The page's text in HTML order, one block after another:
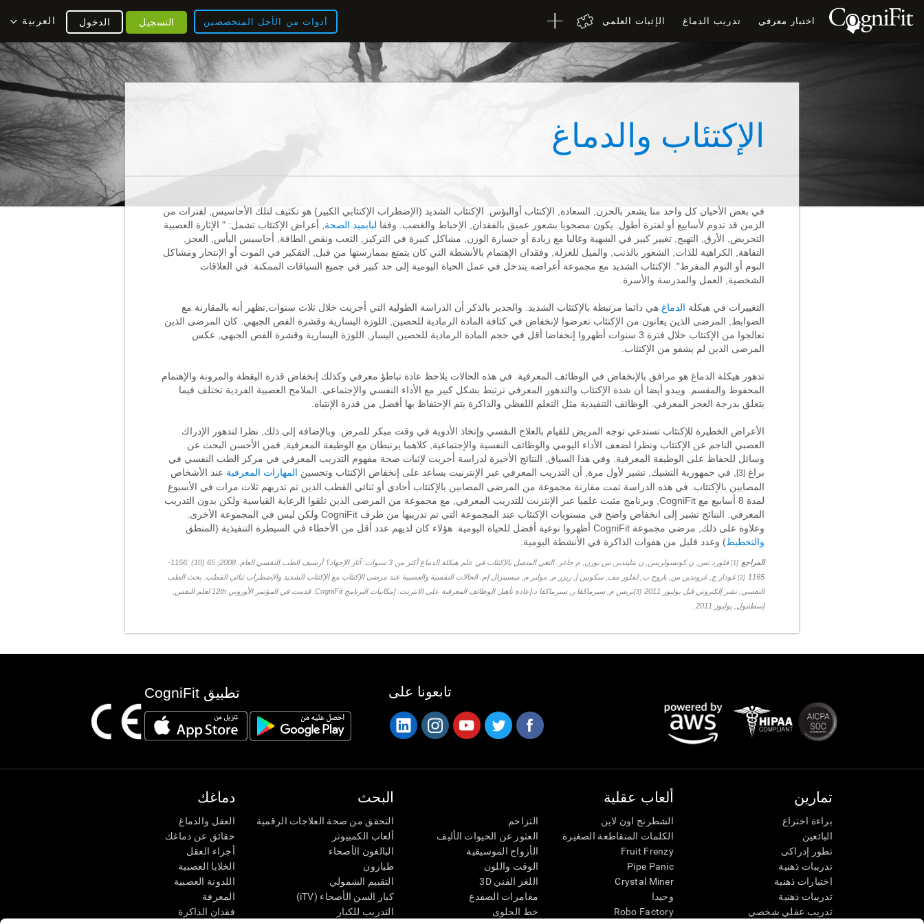
اختبار معرفي تدريب الدماغ الإثبات العلمي أدوات من الأجل المتخصصين العربية الدخول التسجيل
الإكتئاب والدماغ
في بعض الأحيان كل واحد منا يشعر بالحزن, السعادة, الإكتئاب أوالبؤس. الإكتئاب الشديد (الإضطراب الإكتئابي الكبير) هو تكثيف لتلك الأحاسيس, لفترات من
الزمن قد تدوم لأسابيع أو لفترة أطول. يكون مصحوبا بشعور عميق بالفقدان, الإحباط والغضب. وفقا لبابميد الصحة , أعراض الإكتئاب تشمل: " الإثارة العصبية
التحريض, الأرق, التهيج, تغيير كبير في الشهية وغالبا مع زيادة أو خسارة الوزن, مشاكل كبيرة في التركيز, التعب ونقص الطاقة, أحاسيس اليأس, العجز,
التفاهة, الكراهية للذات, الشعور بالذنب, والميل للعزلة, وفقدان الإهتمام بالأنشطة التي كان يتمتع بممارستها من قبل, التفكير في الموت أو الإنتحار ومشاكل
النوم أو النوم المفرط". الإكتئاب الشديد مع مجموعة أعراضه يتدخل في عمل الحياة اليومية إلى حد كبير في جميع السياقات الممكنة: في العلاقات
الشخصية, العمل والمدرسة والأسرة.
التغييرات في هيكلة الدماغ هي دائما مرتبطة بالإكتئاب الشديد. والجدير بالذكر أن الدراسة الطولية التي أجريت خلال ثلاث سنوات,تظهر أنه بالمقارنة مع
الضوابط, المرضى الذين يعانون من الإكتئاب تعرضوا لإنخفاض في كثافة المادة الرمادية للحصين, اللوزة اليسارية وقشرة الفص الجبهي. كان المرضى الذين
تعالجوا من الإكتئاب خلال فترة 3 سنوات أظهروا إنخفاضا أقل في حجم المادة الرمادية للحصين اليسار, اللوزة اليسارية وقشرة الفص الجبهي, عكس
المرضى الذين لم يشفو من الإكتئاب.
تدهور هيكلة الدماغ هو مرافق بالإنخفاض في الوظائف المعرفية. في هذه الحالات يلاحظ عادة تباطؤ معرفي وكذلك إنخفاض قدرة اليقظة والمرونة والإهتمام
المحفوظ والمقسم. ويبدو أيضا أن شدة الإكتئاب والتدهور المعرفي ترتبط بشكل كبير مع الأداء النفسي والإجتماعي. الملامح العصبية الفردية تختلف فيما
يتعلق بدرجة العجز المعرفي. الوظائف التنفيذية مثل التعلم اللفظي والذاكرة يتم الإحتفاظ بها أفضل من قدرة الإنتباه.
الأعراض الخطيرة للإكتئاب تستدعي توجه المريض للقيام بالعلاج النفسي وإتخاذ الأدوية في وقت مبكر للمرض. وبالإضافة إلى ذلك, نظرا لتدهور الإدراك
العصبي الناجم عن الإكتئاب ونظرا لضعف الأداء اليومي والوظائف النفسية والإجتماعية, كلاهما يرتبطان مع الوظيفة المعرفية, فمن الأحسن البحث عن
وسائل للحفاظ على الوظيفة المعرفية. وفي هذا السياق, النتائج الأخيرة لدراسة أجريت لإثبات صحة مفهوم التدريب المعرفي في مركز الطب النفسي في
براغ [3] , في جمهورية التشيك, تشير لأول مرة, أن التدريب المعرفي عبر الإنترنيت يساعد على إنخفاض الإكتئاب وتحسين المهارات المعرفية عند الأشخاص
المصابين بالإكتئاب. في هذه الدراسة تمت مقارنة مجموعة من المرضى المصابين بالإكتئاب أحادي أو ثنائي القطب الذين تم تدربهم ثلاث مرات في الأسبوع
لمدة 8 أسابيع مع CogniFit, وبرنامج مثبت علميا عبر الإنترنت للتدريب المعرفي, مع مجموعة من المرضى الذين تلقوا الرعاية القياسية ولكن بدون التدريب
المعرفي. النتائج تشير إلى انخفاض واضح في مستويات الإكتئاب عند المجموعة التي تم تدريبها من طرف CogniFit ولكن ليس في المجموعة الأخرى.
وعلاوة على ذلك, مرضى مجموعة CogniFit أظهروا نوعية أفضل للحياة اليومية. هؤلاء كان لديهم عدد أقل من الأخطاء في السيطرة التنفيذية (المنطق
والتخطيط) وعدد قليل من هفوات الذاكرة في الأنشطة اليومية.
المراجع [1]
فلورد تس, ن كوتسولريس, ن بتليندير, س بورن, م جاغر. التغي المتصل بالإكتئاب في علم هيكلة الدماغ أكثر من 3 سنوات: آثار الإجهاد؟ أرشيف الطب النفسي العام. 2008; 65 (10) :1156-
1165
[2]
غودار ج, غروندين س, باروخ ب, لفلور مف, سكوبين إ, ريزر م, مولبر م, ميسينزال إم. الحالات النفسية والعصبية عند مرضى الإكتئاب مع الإكتئاب الشديد والإضطراب ثنائي القطب. بحث الطب
النفسي; نشر إلكتروني قبل يوليوز 2011
[3]
بريس م, سيرماكڤا ر, سيرماكڤا د.إعادة تأهيل الوظائف المعرفية على الانترنت: إمكانيات البرنامج CogniFit. قدمت في المؤتمر الأوروبي 12th لعلم النفس,
إسطنبول, يوليوز 2011.
تطبيق CogniFit تابعونا على
دماغك
العقل والدماغ
حقائق عن دماغك
أجزاء العقل
الخلايا العصبية
اللدونة العصبية
المعرفة
فقدان الذاكرة
البحث
التحقق من صحة العلاجات الرقمية
ألعاب الكمبيوتر
البالغون الأصحاء
طيارون
التقييم الشمولي
كبار السن الأصحاء (iTV)
التدريب للكبار
ألعاب عقلية
الشطرنج اون لاين
الكلمات المتقاطعة الصغيرة
Fruit Frenzy
Pipe Panic
Crystal Miner
وحيدا
Robo Factory
التزاحم
العثور عن الحيوات الأليف
الأزواج الموسيقية
الوقت واللون
اللغز الفني 3D
مغامرات الضفدع
خط الحلوى
تمارين
براءة اختراع
البائعين
تطور إدراكى
تدريبات ذهنية
اختبارات ذهنية
تدريبات ذهنية
تدريب عقلي شخصي